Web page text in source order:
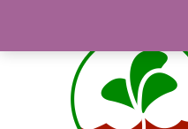
主